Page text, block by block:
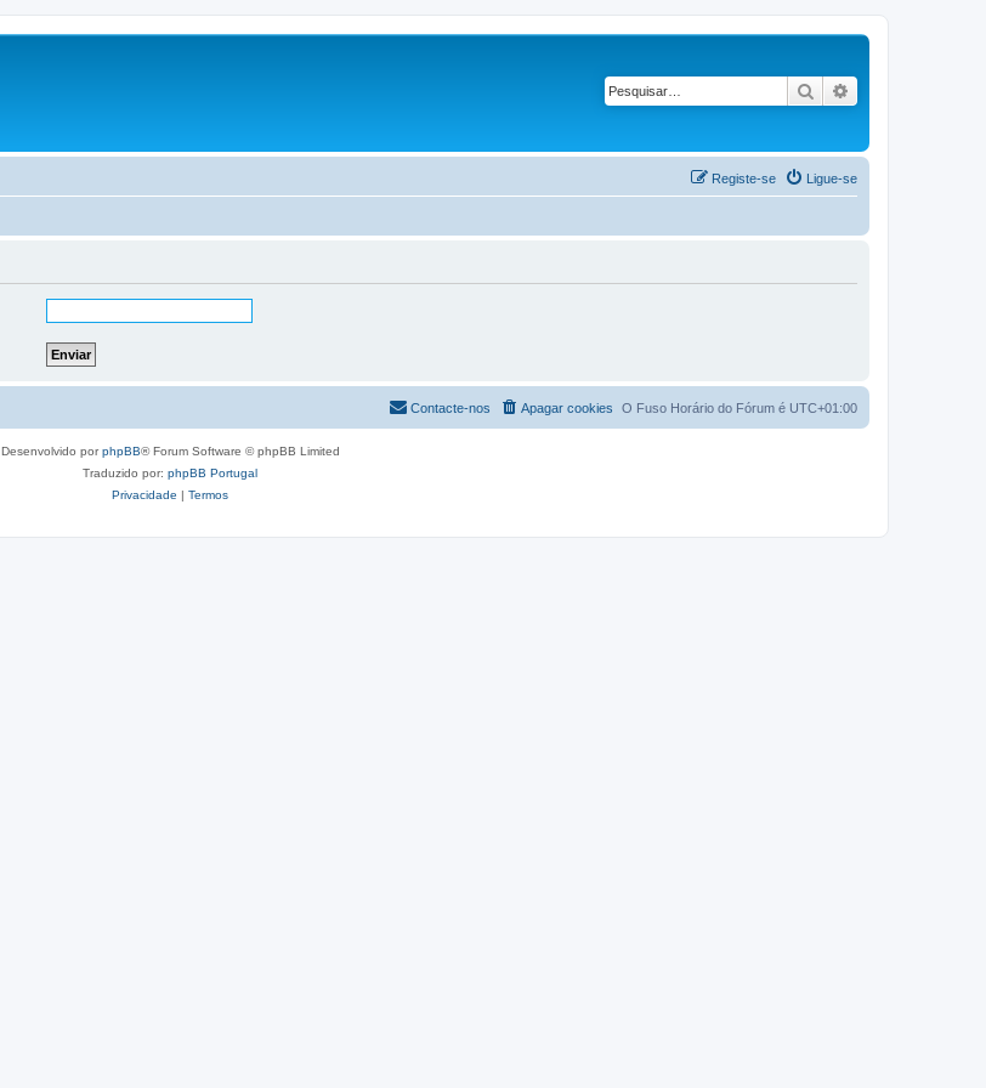
Pesquisar
Ligue-se
Registe-se
O Fuso Horário do Fórum é UTC+01:00
Apagar cookies
Contacte-nos
Desenvolvido porphpBB® Forum Software © phpBB Limited
Traduzido por: phpBB Portugal
Privacidade | Termos